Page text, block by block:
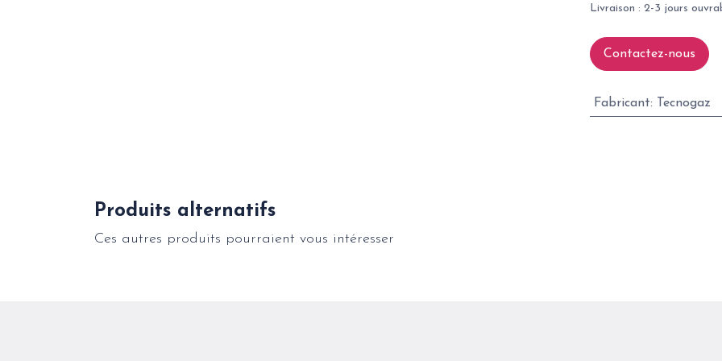
Livraison : 2-3 jours
Contactez-nous
Fabricant: Tecnogaz
Produits alternatifs
Ces autres produits pourraient vous intéresser